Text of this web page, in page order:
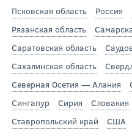
Псковская область
Россия
Рязанская область
Саратовская область
Сахалинская область
Северная Осетия — Алания
Сингапур
Сирия Словакия
Ставропольский край
США